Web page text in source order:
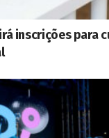
inscrições para